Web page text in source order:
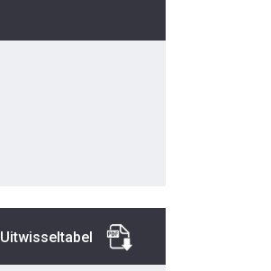
Uitwisseltabel